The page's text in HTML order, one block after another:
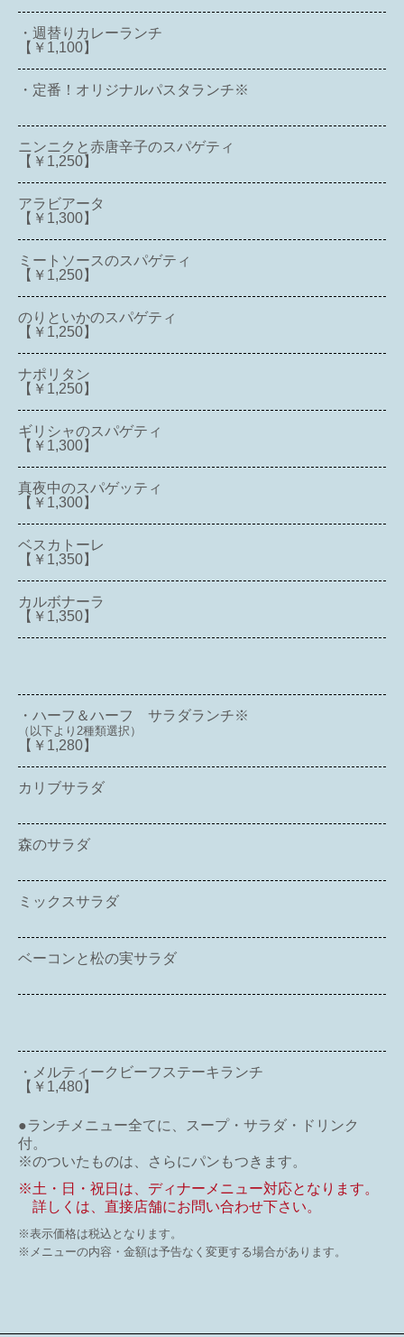
・週替りカレーランチ
【￥1,100】
・定番！オリジナルパスタランチ※
ニンニクと赤唐辛子のスパゲティ
【￥1,250】
アラビアータ
【￥1,300】
ミートソースのスパゲティ
【￥1,250】
のりといかのスパゲティ
【￥1,250】
ナポリタン
【￥1,250】
ギリシャのスパゲティ
【￥1,300】
真夜中のスパゲッティ
【￥1,300】
ベスカトーレ
【￥1,350】
カルボナーラ
【￥1,350】
・ハーフ＆ハーフ サラダランチ※
（以下より2種類選択）
【￥1,280】
カリブサラダ
森のサラダ
ミックスサラダ
ベーコンと松の実サラダ
・メルティークビーフステーキランチ
【￥1,480】
●ランチメニュー全てに、スープ・サラダ・ドリンク
付。
※のついたものは、さらにパンもつきます。
※土・日・祝日は、ディナーメニュー対応となります。
詳しくは、直接店舗にお問い合わせ下さい。
※表示価格は税込となります。
※メニューの内容・金額は予告なく変更する場合があります。